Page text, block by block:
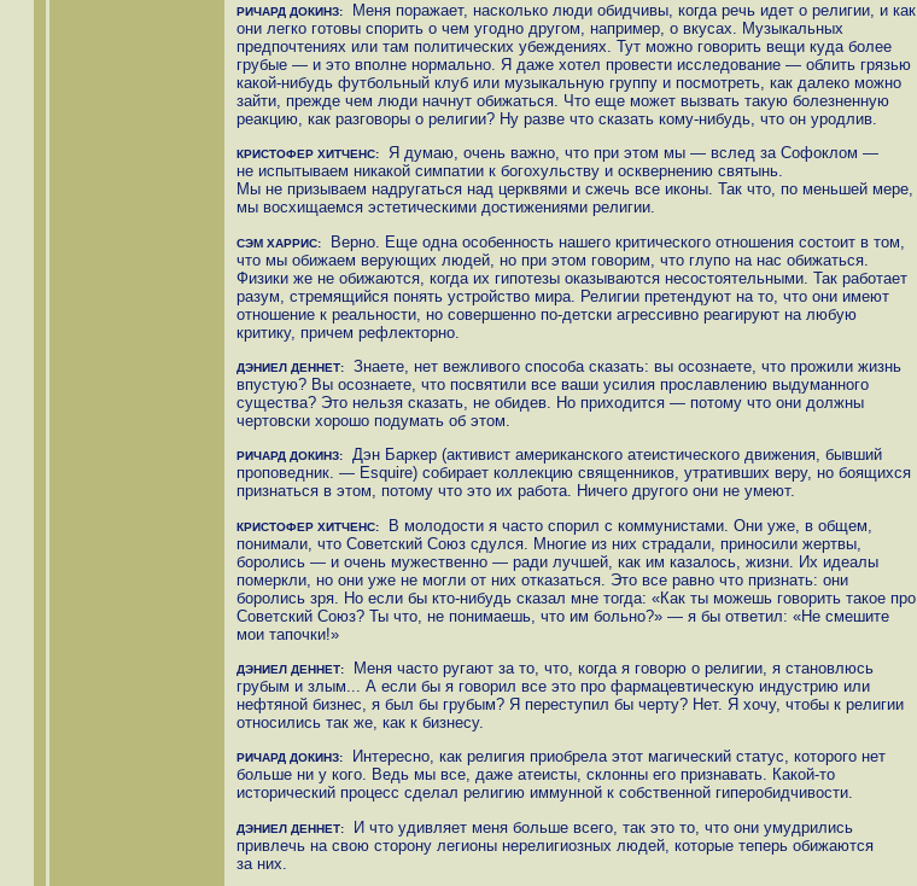
РИЧАРД ДОКИНЗ:
Меня поражает, насколько люди обидчивы, когда речь идет о религии, и как
они легко готовы спорить о чем угодно другом, например, о вкусах. Музыкальных
предпочтениях или там политических убеждениях. Тут можно говорить вещи куда более
грубые — и это вполне нормально. Я даже хотел провести исследование — облить грязью
какой-нибудь футбольный клуб или музыкальную группу и посмотреть, как далеко можно
зайти, прежде чем люди начнут обижаться. Что еще может вызвать такую болезненную
реакцию, как разговоры о религии? Ну разве что сказать кому-нибудь, что он уродлив.
КРИСТОФЕР ХИТЧЕНС:
Я думаю, очень важно, что при этом мы — вслед за Софоклом —
не испытываем никакой симпатии к богохульству и осквернению святынь.
Мы не призываем надругаться над церквями и сжечь все иконы. Так что, по меньшей мере,
мы восхищаемся эстетическими достижениями религии.
СЭМ ХАРРИС:
Верно. Еще одна особенность нашего критического отношения состоит в том,
что мы обижаем верующих людей, но при этом говорим, что глупо на нас обижаться.
Физики же не обижаются, когда их гипотезы оказываются несостоятельными. Так работает
разум, стремящийся понять устройство мира. Религии претендуют на то, что они имеют
отношение к реальности, но совершенно по-детски агрессивно реагируют на любую
критику, причем рефлекторно.
ДЭНИЕЛ ДЕННЕТ:
Знаете, нет вежливого способа сказать: вы осознаете, что прожили жизнь
впустую? Вы осознаете, что посвятили все ваши усилия прославлению выдуманного
существа? Это нельзя сказать, не обидев. Но приходится — потому что они должны
чертовски хорошо подумать об этом.
РИЧАРД ДОКИНЗ:
Дэн Баркер (активист американского атеистического движения, бывший
проповедник. — Esquire) собирает коллекцию священников, утративших веру, но боящихся
признаться в этом, потому что это их работа. Ничего другого они не умеют.
КРИСТОФЕР ХИТЧЕНС:
В молодости я часто спорил с коммунистами. Они уже, в общем,
понимали, что Советский Союз сдулся. Многие из них страдали, приносили жертвы,
боролись — и очень мужественно — ради лучшей, как им казалось, жизни. Их идеалы
померкли, но они уже не могли от них отказаться. Это все равно что признать: они
боролись зря. Но если бы кто-нибудь сказал мне тогда: «Как ты можешь говорить такое про
Советский Союз? Ты что, не понимаешь, что им больно?» — я бы ответил: «Не смешите
мои тапочки!»
ДЭНИЕЛ ДЕННЕТ:
Меня часто ругают за то, что, когда я говорю о религии, я становлюсь
грубым и злым... А если бы я говорил все это про фармацевтическую индустрию или
нефтяной бизнес, я был бы грубым? Я переступил бы черту? Нет. Я хочу, чтобы к религии
относились так же, как к бизнесу.
РИЧАРД ДОКИНЗ:
Интересно, как религия приобрела этот магический статус, которого нет
больше ни у кого. Ведь мы все, даже атеисты, склонны его признавать. Какой-то
исторический процесс сделал религию иммунной к собственной гиперобидчивости.
ДЭНИЕЛ ДЕННЕТ:
И что удивляет меня больше всего, так это то, что они умудрились
привлечь на свою сторону легионы нерелигиозных людей, которые теперь обижаются
за них.